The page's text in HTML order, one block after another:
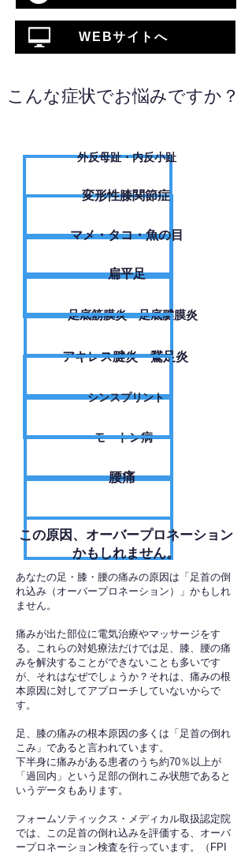
WEBサイトへ
こんな症状でお悩みですか？
外反母趾・内反小趾
変形性膝関節症
​マメ・タコ・魚の目
扁平足
足底筋膜炎・足底腱膜炎
アキレス腱炎・鵞足炎
シンスプリント
モートン病
腰痛
​この原因、オーバープロネーション
かもしれません。
あなたの足・膝・腰の痛みの原因は「足首の倒
れ込み（オーバープロネーション）」かもしれ
ません。
痛みが出た部位に電気治療やマッサージをす
る。これらの対処療法だけでは足、膝、腰の痛
みを解決することができないことも多いです
が、それはなぜでしょうか？それは、痛みの根
本原因に対してアプローチしていないからで
す。
足、膝の痛みの根本原因の多くは「足首の倒れ
こみ」であると言われています。
下半身に痛みがある患者のうち約70％以上が
「過回内」という足部の倒れこみ状態であると
いうデータもあります。
フォームソティックス・メディカル取扱認定院
では、この足首の倒れ込みを評価する、オーバ
ープロネーション検査を行っています。（FPI